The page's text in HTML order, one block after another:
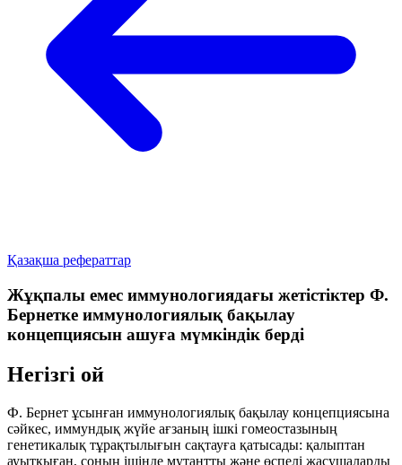
Қазақша рефераттар
Жұқпалы емес иммунологиядағы жетістіктер Ф.
Бернетке иммунологиялық бақылау
концепциясын ашуға мүмкіндік берді
Негізгі ой
Ф. Бернет ұсынған иммунологиялық бақылау концепциясына
сәйкес, иммундық жүйе ағзаның ішкі гомеостазының
генетикалық тұрақтылығын сақтауға қатысады: қалыптан
ауытқыған, соның ішінде мутантты және өспелі жасушаларды